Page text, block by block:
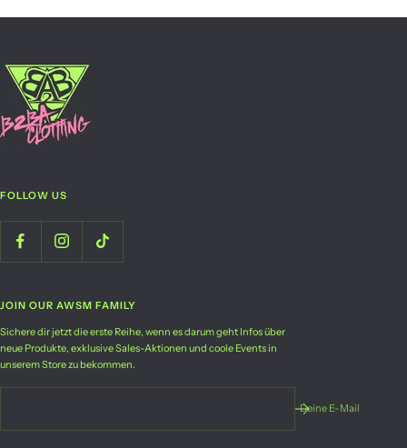
FOLLOW US
JOIN OUR AWSM FAMILY
Sichere dir jetzt die erste Reihe, wenn es darum geht Infos über
neue Produkte, exklusive Sales-Aktionen und coole Events in
unserem Store zu bekommen.
Deine E-Mail